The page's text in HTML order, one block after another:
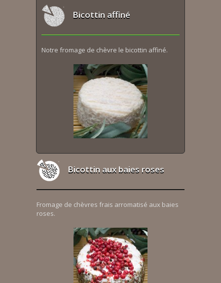
Bicottin affiné
Notre fromage de chèvre le bicottin affiné.
Bicottin aux baies roses
Fromage de chèvres frais arromatisé aux baies
roses.